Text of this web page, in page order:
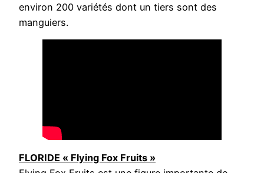
environ 200 variétés dont un tiers sont des
manguiers.
FLORIDE « Flying Fox Fruits »